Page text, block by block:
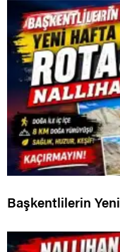
Başkentlilerin